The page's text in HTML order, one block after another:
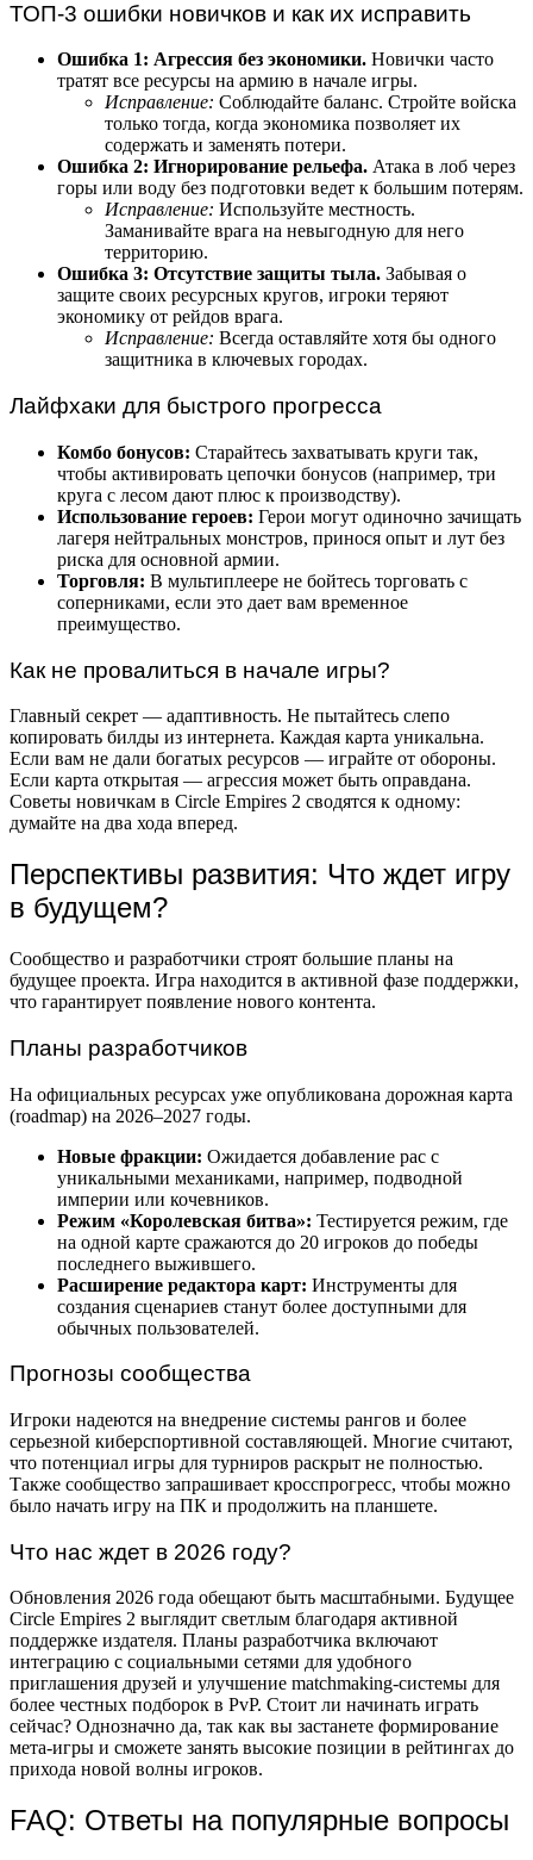
ТОП-3 ошибки новичков и как их исправить
Ошибка 1: Агрессия без экономики. Новички часто
тратят все ресурсы на армию в начале игры.
Исправление: Соблюдайте баланс. Стройте войска
только тогда, когда экономика позволяет их
содержать и заменять потери.
Ошибка 2: Игнорирование рельефа. Атака в лоб через
горы или воду без подготовки ведет к большим потерям.
Исправление: Используйте местность.
Заманивайте врага на невыгодную для него
территорию.
Ошибка 3: Отсутствие защиты тыла. Забывая о
защите своих ресурсных кругов, игроки теряют
экономику от рейдов врага.
Исправление: Всегда оставляйте хотя бы одного
защитника в ключевых городах.
Лайфхаки для быстрого прогресса
Комбо бонусов: Старайтесь захватывать круги так,
чтобы активировать цепочки бонусов (например, три
круга с лесом дают плюс к производству).
Использование героев: Герои могут одиночно зачищать
лагеря нейтральных монстров, принося опыт и лут без
риска для основной армии.
Торговля: В мультиплеере не бойтесь торговать с
соперниками, если это дает вам временное
преимущество.
Как не провалиться в начале игры?
Главный секрет — адаптивность. Не пытайтесь слепо
копировать билды из интернета. Каждая карта уникальна.
Если вам не дали богатых ресурсов — играйте от обороны.
Если карта открытая — агрессия может быть оправдана.
Советы новичкам в Circle Empires 2 сводятся к одному:
думайте на два хода вперед.
Перспективы развития: Что ждет игру
в будущем?
Сообщество и разработчики строят большие планы на
будущее проекта. Игра находится в активной фазе поддержки,
что гарантирует появление нового контента.
Планы разработчиков
На официальных ресурсах уже опубликована дорожная карта
(roadmap) на 2026–2027 годы.
Новые фракции: Ожидается добавление рас с
уникальными механиками, например, подводной
империи или кочевников.
Режим «Королевская битва»: Тестируется режим, где
на одной карте сражаются до 20 игроков до победы
последнего выжившего.
Расширение редактора карт: Инструменты для
создания сценариев станут более доступными для
обычных пользователей.
Прогнозы сообщества
Игроки надеются на внедрение системы рангов и более
серьезной киберспортивной составляющей. Многие считают,
что потенциал игры для турниров раскрыт не полностью.
Также сообщество запрашивает кросспрогресс, чтобы можно
было начать игру на ПК и продолжить на планшете.
Что нас ждет в 2026 году?
Обновления 2026 года обещают быть масштабными. Будущее
Circle Empires 2 выглядит светлым благодаря активной
поддержке издателя. Планы разработчика включают
интеграцию с социальными сетями для удобного
приглашения друзей и улучшение matchmaking-системы для
более честных подборок в PvP. Стоит ли начинать играть
сейчас? Однозначно да, так как вы застанете формирование
мета-игры и сможете занять высокие позиции в рейтингах до
прихода новой волны игроков.
FAQ: Ответы на популярные вопросы